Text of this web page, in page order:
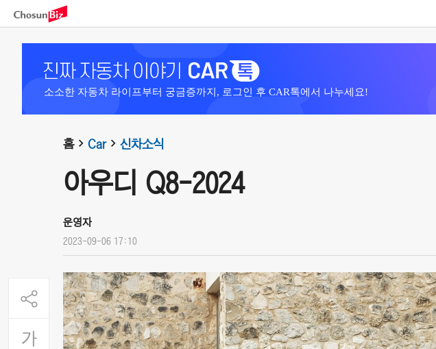
소소한 자동차 라이프부터 궁금증까지, 로그인 후 CAR톡에서 나누세요!
홈 Car 신차소식
아우디 Q8-2024
운영자
2023-09-06 17:10